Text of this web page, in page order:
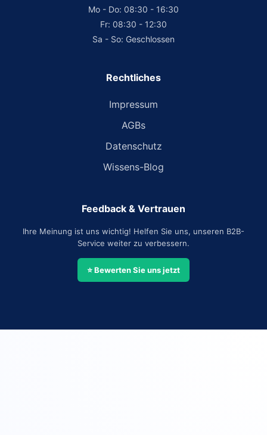
Mo - Do: 08:30 - 16:30
Fr: 08:30 - 12:30
Sa - So: Geschlossen
Rechtliches
Impressum
AGBs
Datenschutz
Wissens-Blog
Feedback & Vertrauen
Ihre Meinung ist uns wichtig! Helfen Sie uns, unseren B2B-
Service weiter zu verbessern.
⭐ Bewerten Sie uns jetzt